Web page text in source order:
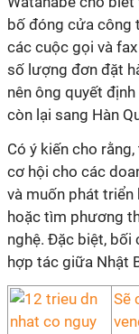
bố đóng cửa công
các cuộc gọi và
số lượng đơn đặt
nên ông quyết
còn lại sang Hàn
Có ý kiến cho
cơ hội cho các
và muốn phát triển
hoặc tìm phương
nghệ. Đặc biệt, bối
hợp tác giữa Nhật
Sẽ